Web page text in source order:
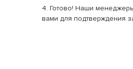
4. Готово! Наши
вами для подтверждения